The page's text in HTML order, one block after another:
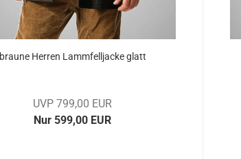
brau­ne Her­ren Lamm­fell­ja­cke glatt
UVP 799,00 EUR
Nur 599,00 EUR